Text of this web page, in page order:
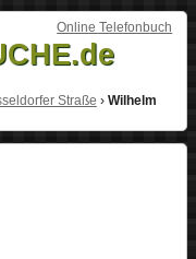
Online Telefonbuch
Straße › Wilhelm